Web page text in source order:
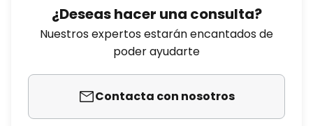
¿Deseas hacer una consulta?
Nuestros expertos estarán encantados de
poder ayudarte
Contacta con nosotros